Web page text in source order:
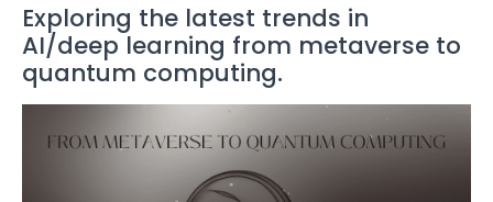
r
e
e
b
o
o
k
t
t
e
r
e
g
r
a
m
t
s
A
p
p
s
e
n
r
a
o
Exploring the latest trends in
AI/deep learning from metaverse to
quantum computing.